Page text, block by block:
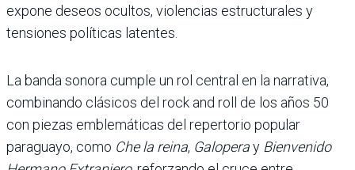
expone deseos ocultos, violencias estructurales y
tensiones políticas latentes.
La banda sonora cumple un rol central en la narrativa,
combinando clásicos del rock and roll de los años 50
con piezas emblemáticas del repertorio popular
paraguayo, como Che la reina, Galoperay Bienvenido